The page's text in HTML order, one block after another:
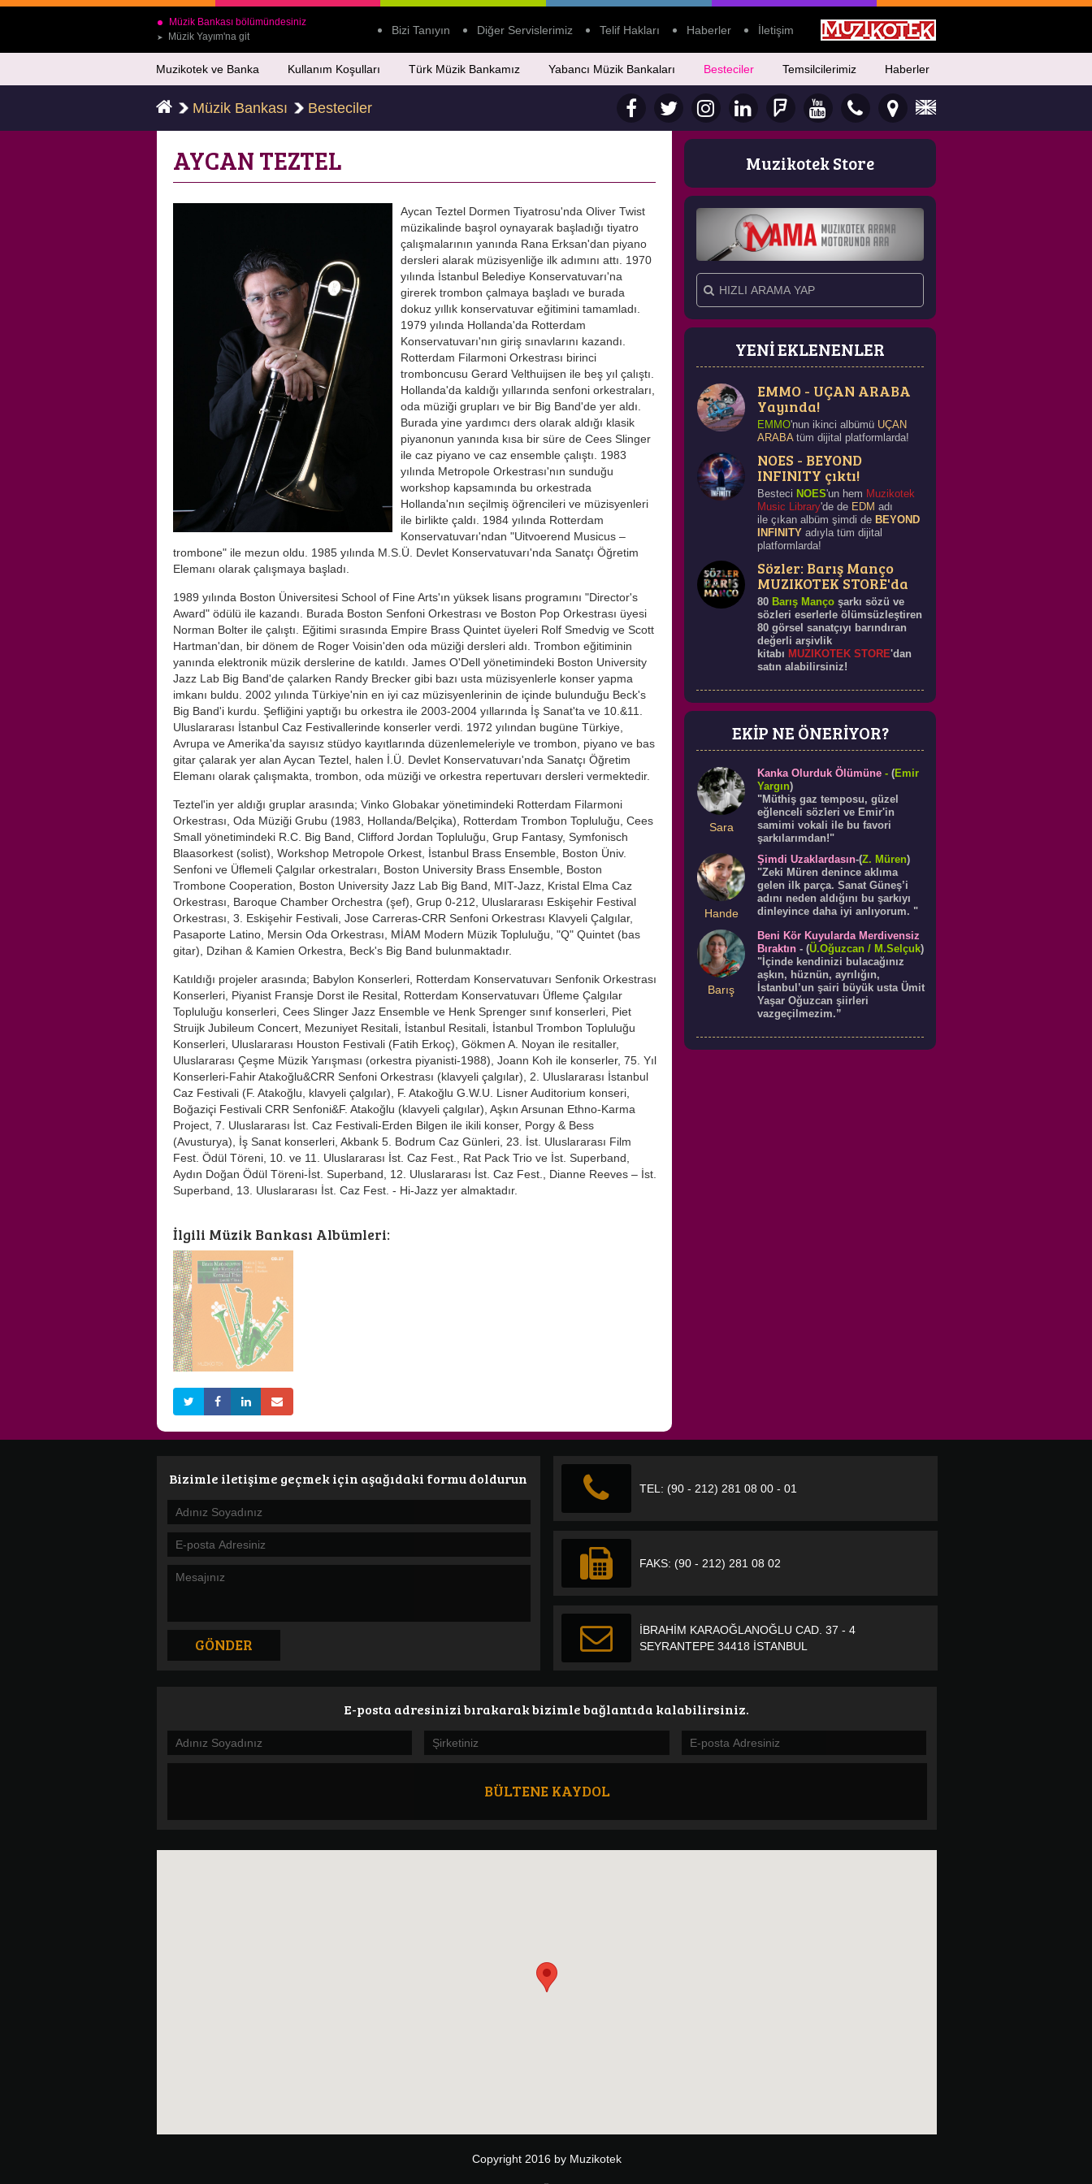
Müzik Bankası bölümündesiniz
➤ Müzik Yayım'na git Bizi Tanıyın Diğer Servislerimiz Telif Hakları Haberler İletişim
Muzikotek ve Banka Kullanım Koşulları Türk Müzik Bankamız Yabancı Müzik Bankaları Besteciler Temsilcilerimiz Haberler
Müzik Bankası Besteciler
AYCAN TEZTEL
Aycan Teztel Dormen Tiyatrosu'nda Oliver Twist
müzikalinde başrol oynayarak başladığı tiyatro
çalışmalarının yanında Rana Erksan'dan piyano
dersleri alarak müzisyenliğe ilk adımını attı. 1970
yılında İstanbul Belediye Konservatuvarı'na
girerek trombon çalmaya başladı ve burada
dokuz yıllık konservatuvar eğitimini tamamladı.
1979 yılında Hollanda'da Rotterdam
Konservatuvarı'nın giriş sınavlarını kazandı.
Rotterdam Filarmoni Orkestrası birinci
tromboncusu Gerard Velthuijsen ile beş yıl çalıştı.
Hollanda'da kaldığı yıllarında senfoni orkestraları,
oda müziği grupları ve bir Big Band'de yer aldı.
Burada yine yardımcı ders olarak aldığı klasik
piyanonun yanında kısa bir süre de Cees Slinger
ile caz piyano ve caz ensemble çalıştı. 1983
yılında Metropole Orkestrası'nın sunduğu
workshop kapsamında bu orkestrada
Hollanda'nın seçilmiş öğrencileri ve müzisyenleri
ile birlikte çaldı. 1984 yılında Rotterdam
Konservatuvarı'ndan "Uitvoerend Musicus –
trombone" ile mezun oldu. 1985 yılında M.S.Ü. Devlet Konservatuvarı'nda Sanatçı Öğretim
Elemanı olarak çalışmaya başladı.
1989 yılında Boston Üniversitesi School of Fine Arts'ın yüksek lisans programını "Director's
Award" ödülü ile kazandı. Burada Boston Senfoni Orkestrası ve Boston Pop Orkestrası üyesi
Norman Bolter ile çalıştı. Eğitimi sırasında Empire Brass Quintet üyeleri Rolf Smedvig ve Scott
Hartman'dan, bir dönem de Roger Voisin'den oda müziği dersleri aldı. Trombon eğitiminin
yanında elektronik müzik derslerine de katıldı. James O'Dell yönetimindeki Boston University
Jazz Lab Big Band'de çalarken Randy Brecker gibi bazı usta müzisyenlerle konser yapma
imkanı buldu. 2002 yılında Türkiye'nin en iyi caz müzisyenlerinin de içinde bulunduğu Beck's
Big Band'i kurdu. Şefliğini yaptığı bu orkestra ile 2003-2004 yıllarında İş Sanat'ta ve 10.&11.
Uluslararası İstanbul Caz Festivallerinde konserler verdi. 1972 yılından bugüne Türkiye,
Avrupa ve Amerika'da sayısız stüdyo kayıtlarında düzenlemeleriyle ve trombon, piyano ve bas
gitar çalarak yer alan Aycan Teztel, halen İ.Ü. Devlet Konservatuvarı'nda Sanatçı Öğretim
Elemanı olarak çalışmakta, trombon, oda müziği ve orkestra repertuvarı dersleri vermektedir.
Teztel'in yer aldığı gruplar arasında; Vinko Globakar yönetimindeki Rotterdam Filarmoni
Orkestrası, Oda Müziği Grubu (1983, Hollanda/Belçika), Rotterdam Trombon Topluluğu, Cees
Small yönetimindeki R.C. Big Band, Clifford Jordan Topluluğu, Grup Fantasy, Symfonisch
Blaasorkest (solist), Workshop Metropole Orkest, İstanbul Brass Ensemble, Boston Üniv.
Senfoni ve Üflemeli Çalgılar orkestraları, Boston University Brass Ensemble, Boston
Trombone Cooperation, Boston University Jazz Lab Big Band, MIT-Jazz, Kristal Elma Caz
Orkestrası, Baroque Chamber Orchestra (şef), Grup 0-212, Uluslararası Eskişehir Festival
Orkestrası, 3. Eskişehir Festivali, Jose Carreras-CRR Senfoni Orkestrası Klavyeli Çalgılar,
Pasaporte Latino, Mersin Oda Orkestrası, MİAM Modern Müzik Topluluğu, "Q" Quintet (bas
gitar), Dzihan & Kamien Orkestra, Beck's Big Band bulunmaktadır.
Katıldığı projeler arasında; Babylon Konserleri, Rotterdam Konservatuvarı Senfonik Orkestrası
Konserleri, Piyanist Fransje Dorst ile Resital, Rotterdam Konservatuvarı Üfleme Çalgılar
Topluluğu konserleri, Cees Slinger Jazz Ensemble ve Henk Sprenger sınıf konserleri, Piet
Struijk Jubileum Concert, Mezuniyet Resitali, İstanbul Resitali, İstanbul Trombon Topluluğu
Konserleri, Uluslararası Houston Festivali (Fatih Erkoç), Gökmen A. Noyan ile resitaller,
Uluslararası Çeşme Müzik Yarışması (orkestra piyanisti-1988), Joann Koh ile konserler, 75. Yıl
Konserleri-Fahir Atakoğlu&CRR Senfoni Orkestrası (klavyeli çalgılar), 2. Uluslararası İstanbul
Caz Festivali (F. Atakoğlu, klavyeli çalgılar), F. Atakoğlu G.W.U. Lisner Auditorium konseri,
Boğaziçi Festivali CRR Senfoni&F. Atakoğlu (klavyeli çalgılar), Aşkın Arsunan Ethno-Karma
Project, 7. Uluslararası İst. Caz Festivali-Erden Bilgen ile ikili konser, Porgy & Bess
(Avusturya), İş Sanat konserleri, Akbank 5. Bodrum Caz Günleri, 23. İst. Uluslararası Film
Fest. Ödül Töreni, 10. ve 11. Uluslararası İst. Caz Fest., Rat Pack Trio ve İst. Superband,
Aydın Doğan Ödül Töreni-İst. Superband, 12. Uluslararası İst. Caz Fest., Dianne Reeves – İst.
Superband, 13. Uluslararası İst. Caz Fest. - Hi-Jazz yer almaktadır.
İlgili Müzik Bankası Albümleri:
Detaylı Bilgi
Muzikotek Store
YENİ EKLENENLER
EMMO - UÇAN ARABA
Yayında!
EMMO'nun ikinci albümü UÇAN
ARABAtüm dijital platformlarda!
NOES - BEYOND
INFINITY çıktı!
Besteci NOES'un hem Muzikotek
Music Library'de de EDM adı
ile çıkan albüm şimdi de BEYOND
INFINITY adıyla tüm dijital
platformlarda!
Sözler: Barış Manço
MUZIKOTEK STORE'da
80 Barış Manço şarkı sözü ve
sözleri eserlerle ölümsüzleştiren
80 görsel sanatçıyı barındıran
değerli arşivlik
kitabı MUZIKOTEK STORE'dan
satın alabilirsiniz!
EKİP NE ÖNERİYOR?
Sara
Kanka Olurduk Ölümüne -(Emir
Yargın)
"Müthiş gaz temposu, güzel
eğlenceli sözleri ve Emir'in
samimi vokali ile bu favori
şarkılarımdan!"
Hande
Şimdi Uzaklardasın-(Z. Müren)
"Zeki Müren denince aklıma
gelen ilk parça. Sanat Güneş’i
adını neden aldığını bu şarkıyı
dinleyince daha iyi anlıyorum. "
Barış
Beni Kör Kuyularda Merdivensiz
Bıraktın -(Ü.Oğuzcan / M.Selçuk)
"İçinde kendinizi bulacağınız
aşkın, hüznün, ayrılığın,
İstanbul’un şairi büyük usta Ümit
Yaşar Oğuzcan şiirleri
vazgeçilmezim.”
Bizimle iletişime geçmek için aşağıdaki formu doldurun
TEL: (90 - 212) 281 08 00 - 01
FAKS: (90 - 212) 281 08 02
İBRAHİM KARAOĞLANOĞLU CAD. 37 - 4
SEYRANTEPE 34418 İSTANBUL
E-posta adresinizi bırakarak bizimle bağlantıda kalabilirsiniz.
Copyright 2016 by Muzikotek